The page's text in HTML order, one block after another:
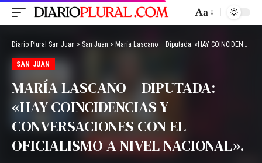
Aa
Diario Plural San Juan > San Juan > María Lascano – Diputada: «HAY COINCIDENCIAS Y CONVERSACIONES CON EL OFICIALISMO A NIVEL NACIONAL».
SAN JUAN
MARÍA LASCANO – DIPUTADA:
«HAY COINCIDENCIAS Y
CONVERSACIONES CON EL
OFICIALISMO A NIVEL NACIONAL».